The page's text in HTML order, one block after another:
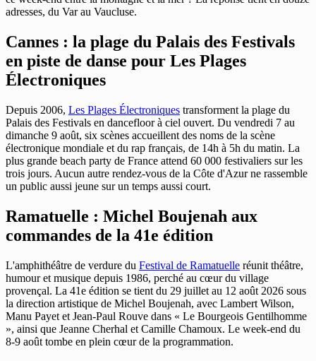
adresses, du Var au Vaucluse.
Cannes : la plage du Palais des Festivals
en piste de danse pour Les Plages
Électroniques
Depuis 2006, Les Plages Électroniques transforment la plage du
Palais des Festivals en dancefloor à ciel ouvert. Du vendredi 7 au
dimanche 9 août, six scènes accueillent des noms de la scène
électronique mondiale et du rap français, de 14h à 5h du matin. La
plus grande beach party de France attend 60 000 festivaliers sur les
trois jours. Aucun autre rendez-vous de la Côte d'Azur ne rassemble
un public aussi jeune sur un temps aussi court.
Ramatuelle : Michel Boujenah aux
commandes de la 41e édition
L'amphithéâtre de verdure du Festival de Ramatuelle réunit théâtre,
humour et musique depuis 1986, perché au cœur du village
provençal. La 41e édition se tient du 29 juillet au 12 août 2026 sous
la direction artistique de Michel Boujenah, avec Lambert Wilson,
Manu Payet et Jean-Paul Rouve dans « Le Bourgeois Gentilhomme
», ainsi que Jeanne Cherhal et Camille Chamoux. Le week-end du
8-9 août tombe en plein cœur de la programmation.